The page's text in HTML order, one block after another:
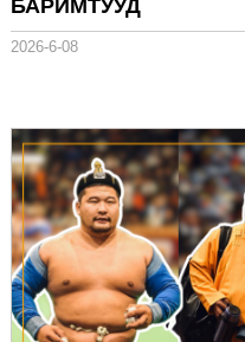
БАРИМТУУД
2026-6-08